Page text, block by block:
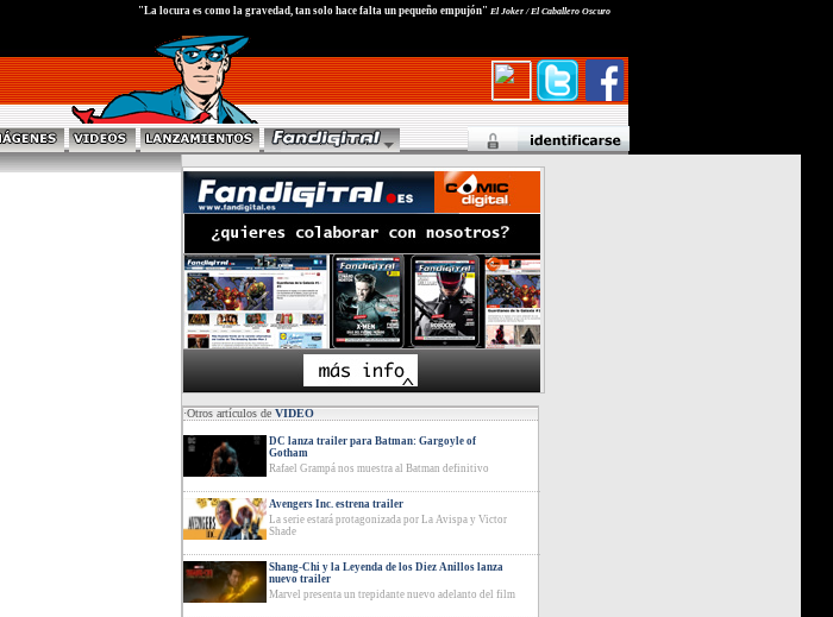
"La locura es como la gravedad, tan solo hace falta un pequeño empujón" El Joker / El Caballero Oscuro
·Otros artículos deVIDEO
DC lanza trailer para Batman: Gargoyle of
Gotham
Rafael Grampá nos muestra al Batman definitivo
Avengers Inc. estrena trailer
La serie estará protagonizada por La Avispa y Victor
Shade
Shang-Chi y la Leyenda de los Diez Anillos lanza
nuevo trailer
Marvel presenta un trepidante nuevo adelanto del film